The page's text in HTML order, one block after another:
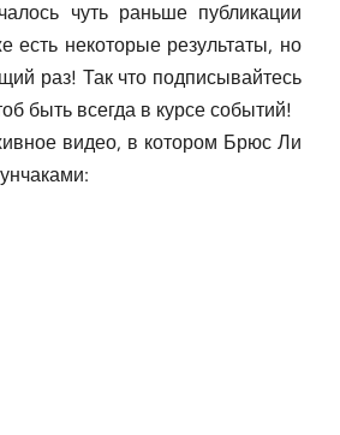
чуть раньше публикации
есть некоторые результаты, но
раз! Так что подписывайтесь
быть всегда в курсе событий!
видео, в котором Брюс Ли